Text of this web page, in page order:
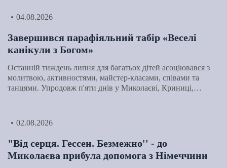
04.08.2026
Завершився парафіяльний табір «Веселі
канікули з Богом»
Останній тиждень липня для багатьох дітей асоціювався з
молитвою, активностями, майстер-класами, співами та
танцями. Упродовж п'яти днів у Миколаєві, Криниці,…
02.08.2026
"Від серця. Гессен. Безмежно'' - до
Миколаєва прибула допомога з Німеччини